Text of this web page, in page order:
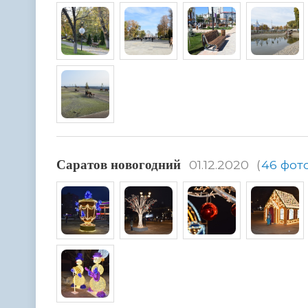
Саратов новогодний 01.12.2020 (46